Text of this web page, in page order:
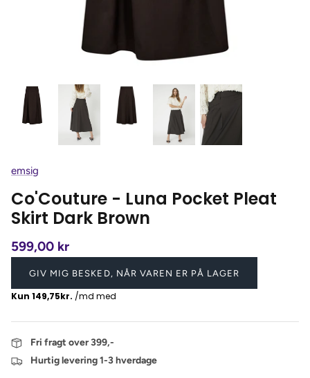
emsig
Co'Couture - Luna Pocket Pleat
Skirt Dark Brown
599,00 kr
GIV MIG BESKED, NÅR VAREN ER PÅ LAGER
Fri fragt over 399,-
Hurtig levering 1-3 hverdage